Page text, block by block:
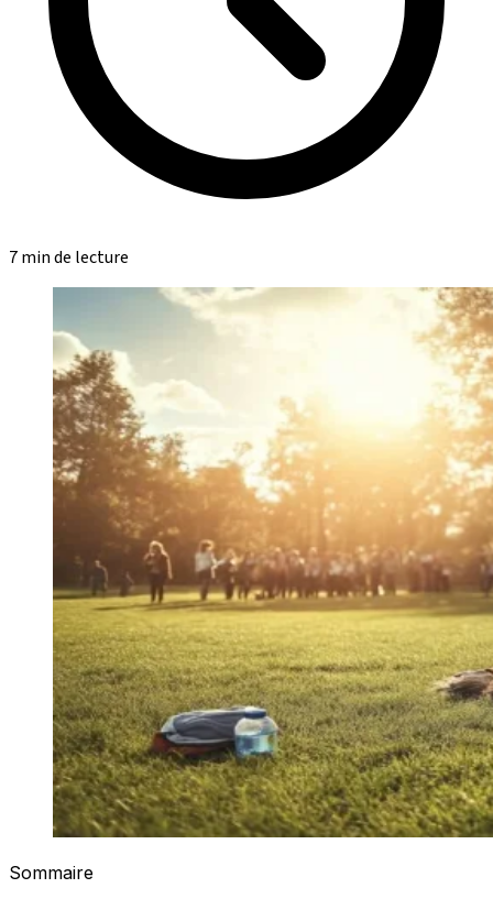
7 min de lecture
Sommaire